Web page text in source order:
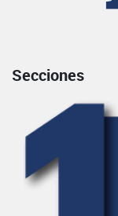
Secciones